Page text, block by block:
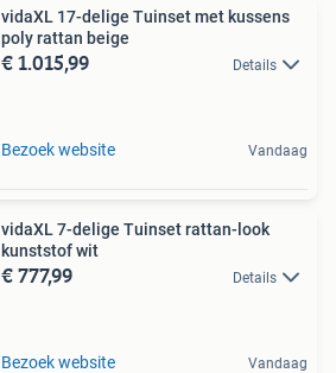
vidaXL 17-delige Tuinset met kussens
poly rattan beige
€ 1.015,99 Details
Bezoek website Vandaag
vidaXL 7-delige Tuinset rattan-look
kunststof wit
€ 777,99 Details
Bezoek website Vandaag